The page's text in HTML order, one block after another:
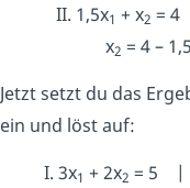
II. 1,5x1 + x2 =
x2 = 4 –
Jetzt setzt du das
ein und löst auf:
I. 3x1 + 2x2 = 5 |